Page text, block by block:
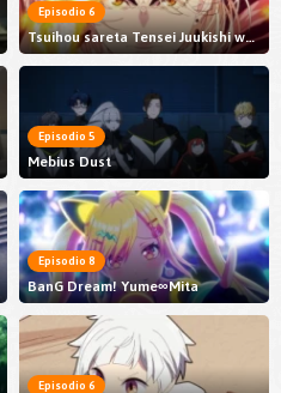
Episodio 6
Tsuihou sareta Tensei Juukishi wa Game Chishiki de Musou suru
Episodio 5
Mebius Dust
Episodio 8
BanG Dream! Yume∞Mita
Episodio 6